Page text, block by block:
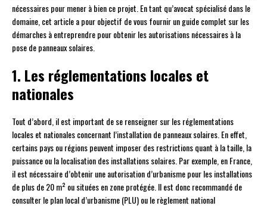
nécessaires pour mener à bien ce projet. En tant qu’avocat spécialisé dans le
domaine, cet article a pour objectif de vous fournir un guide complet sur les
démarches à entreprendre pour obtenir les autorisations nécessaires à la
pose de panneaux solaires.
1. Les réglementations locales et
nationales
Tout d’abord, il est important de se renseigner sur les réglementations
locales et nationales concernant l’installation de panneaux solaires. En effet,
certains pays ou régions peuvent imposer des restrictions quant à la taille, la
puissance ou la localisation des installations solaires. Par exemple, en France,
il est nécessaire d’obtenir une autorisation d’urbanisme pour les installations
de plus de 20 m² ou situées en zone protégée. Il est donc recommandé de
consulter le plan local d’urbanisme (PLU) ou le règlement national